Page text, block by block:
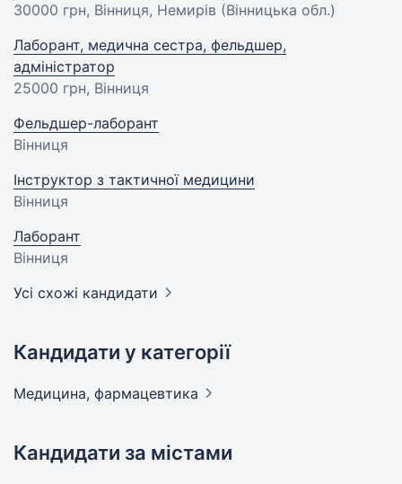
30000 грн, Вінниця, Немирів (Вінницька обл.)
Лаборант, медична сестра, фельдшер,
адміністратор
25000 грн, Вінниця
Фельдшер-лаборант
Вінниця
Інструктор з тактичної медицини
Вінниця
Лаборант
Вінниця
Усі схожі кандидати
Кандидати у категорії
Медицина, фармацевтика
Кандидати за містами